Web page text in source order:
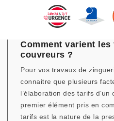
Comment varient
couvreurs ?
Pour vos travaux de
connaitre que plusieurs
l’élaboration des tarifs
premier élément pris en
tarifs est la nature de la